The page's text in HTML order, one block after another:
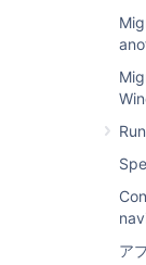
ア
Below
you’ll
ジ
示